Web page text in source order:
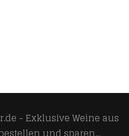
- Exklusive Weine aus